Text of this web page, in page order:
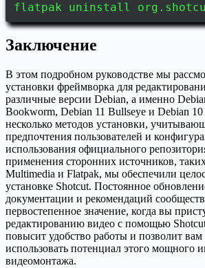
flatpak uninstall
Заключение
В этом подробном руководстве мы
установки фреймворка для
различные версии Debian, а именно
Bookworm, Debian 11 Bullseye и Debian
несколько методов установки,
предпочтения пользователей и
использования официального
применения сторонних источников,
Multimedia и Flatpak, мы обеспечили
установке Shotcut. Постоянное
документации и рекомендаций
первостепенное значение, когда вы
редактированию видео с помощью
повысит удобство работы и позволит
использовать потенциал этого мощного
видеомонтажа.